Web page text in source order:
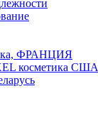
ФРАНЦИЯ
косметика США